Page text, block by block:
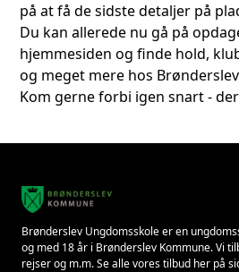
på at få de sidste detaljer på
Du kan allerede nu gå på
hjemmesiden og finde hold,
og meget mere hos
Kom gerne forbi igen snart -
Brønderslev Ungdomsskole er en
og med 18 år i Brønderslev Kommune. Vi
rejser og m.m. Se alle vores tilbud her på